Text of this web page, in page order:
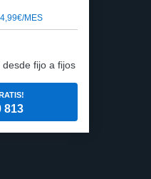
MES
fijo a fijos
813